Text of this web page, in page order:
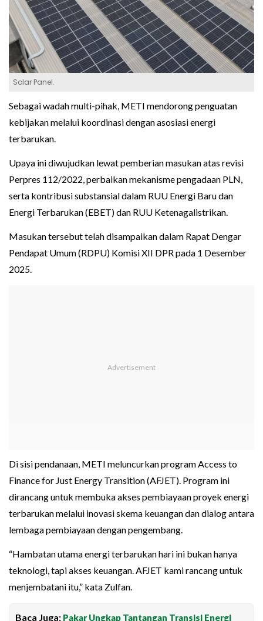
Solar Panel.
Sebagai wadah multi-pihak, METI mendorong penguatan
kebijakan melalui koordinasi dengan asosiasi energi
terbarukan.
Upaya ini diwujudkan lewat pemberian masukan atas revisi
Perpres 112/2022, perbaikan mekanisme pengadaan PLN,
serta kontribusi substansial dalam RUU Energi Baru dan
Energi Terbarukan (EBET) dan RUU Ketenagalistrikan.
Masukan tersebut telah disampaikan dalam Rapat Dengar
Pendapat Umum (RDPU) Komisi XII DPR pada 1 Desember
2025.
Di sisi pendanaan, METI meluncurkan program Access to
Finance for Just Energy Transition (AFJET). Program ini
dirancang untuk membuka akses pembiayaan proyek energi
terbarukan melalui inovasi skema keuangan dan dialog antara
lembaga pembiayaan dengan pengembang.
“Hambatan utama energi terbarukan hari ini bukan hanya
teknologi, tapi akses keuangan. AFJET kami rancang untuk
menjembatani itu,” kata Zulfan.
Baca Juga: Pakar Ungkap Tantangan Transisi Energi